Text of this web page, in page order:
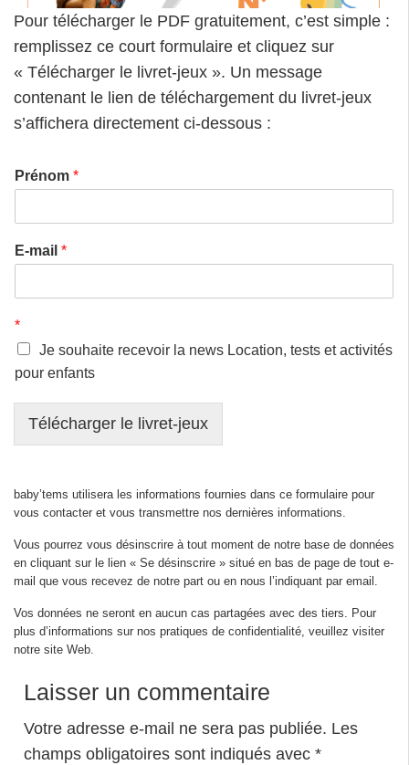
Pour télécharger le PDF gratuitement, c’est simple :
remplissez ce court formulaire et cliquez sur
« Télécharger le livret-jeux ». Un message
contenant le lien de téléchargement du livret-jeux
s’affichera directement ci-dessous :
Prénom *
E-mail *
*
Je souhaite recevoir la news Location, tests et activités
pour enfants
Télécharger le livret-jeux
baby’tems utilisera les informations fournies dans ce formulaire pour
vous contacter et vous transmettre nos dernières informations.
Vous pourrez vous désinscrire à tout moment de notre base de données
en cliquant sur le lien « Se désinscrire » situé en bas de page de tout e-
mail que vous recevez de notre part ou en nous l’indiquant par email.
Vos données ne seront en aucun cas partagées avec des tiers. Pour
plus d’informations sur nos pratiques de confidentialité, veuillez visiter
notre site Web.
Laisser un commentaire
Votre adresse e-mail ne sera pas publiée. Les
champs obligatoires sont indiqués avec *